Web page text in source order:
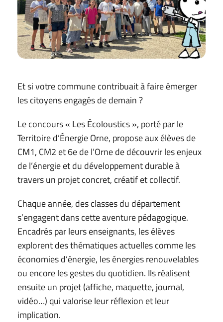
Et si votre commune contribuait à faire émerger
les citoyens engagés de demain ?
Le concours « Les Écoloustics », porté par le
Territoire d’Énergie Orne, propose aux élèves de
CM1, CM2 et 6e de l’Orne de découvrir les enjeux
de l’énergie et du développement durable à
travers un projet concret, créatif et collectif.
Chaque année, des classes du département
s’engagent dans cette aventure pédagogique.
Encadrés par leurs enseignants, les élèves
explorent des thématiques actuelles comme les
économies d’énergie, les énergies renouvelables
ou encore les gestes du quotidien. Ils réalisent
ensuite un projet (affiche, maquette, journal,
vidéo…) qui valorise leur réflexion et leur
implication.